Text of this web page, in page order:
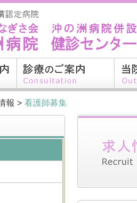
報 > 看護師募集